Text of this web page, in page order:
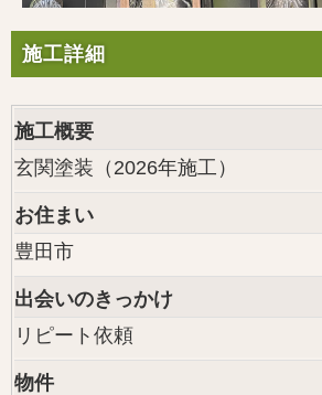
施工詳細
施工概要
玄関塗装（2026年施工）
お住まい
豊田市
出会いのきっかけ
リピート依頼
物件